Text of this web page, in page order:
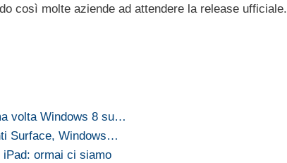
così molte aziende ad attendere la release ufficiale.
volta Windows 8 su…
Surface, Windows…
iPad: ormai ci siamo